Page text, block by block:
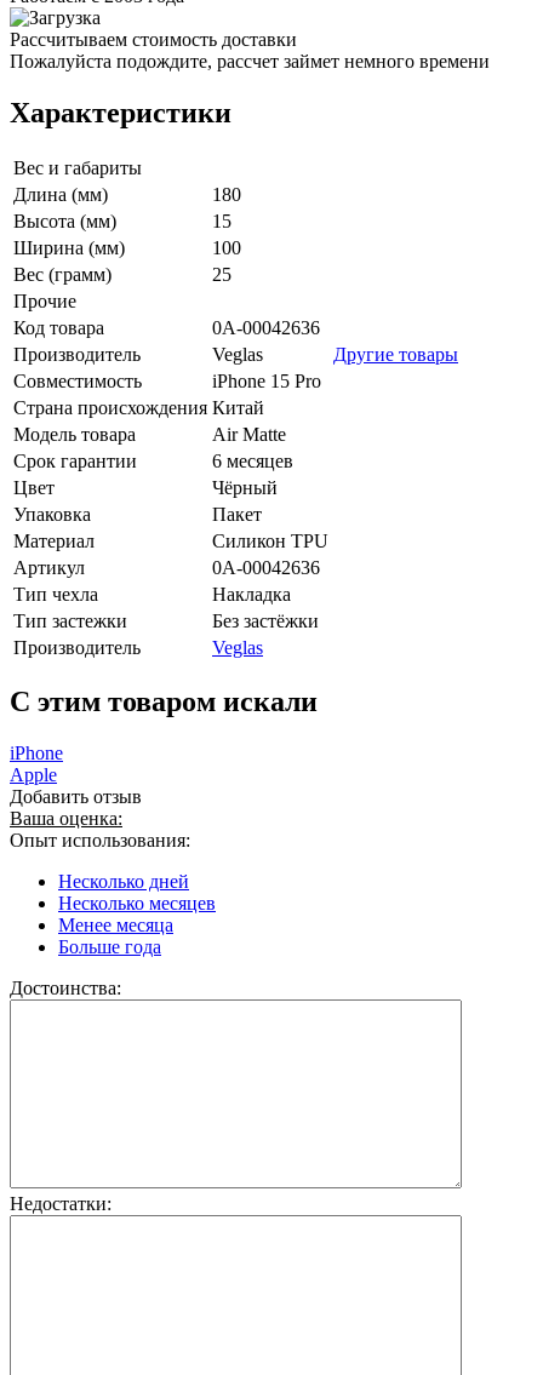
Рассчитываем стоимость доставки
Пожалуйста подождите, рассчет займет немного времени
Характеристики
Вес и габариты
Длина (мм)
180
Высота (мм)
15
Ширина (мм)
100
Вес (грамм)
25
Прочие
Код товара
0А-00042636
Производитель
Veglas
Другие товары
Совместимость
iPhone 15 Pro
Страна происхождения Китай
Модель товара
Air Matte
Срок гарантии
6 месяцев
Цвет
Чёрный
Упаковка
Пакет
Материал
Силикон TPU
Артикул
0А-00042636
Тип чехла
Накладка
Тип застежки
Без застёжки
Производитель
Veglas
C этим товаром искали
iPhone
Apple
Добавить отзыв
Ваша оценка:
Опыт использования:
Несколько дней
Несколько месяцев
Менее месяца
Больше года
Достоинства:
Недостатки: